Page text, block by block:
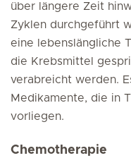
über längere Zeit
Zyklen durchgeführt
eine lebenslängliche
die Krebsmittel
verabreicht werden.
Medikamente, die in
vorliegen.
Chemotherapie